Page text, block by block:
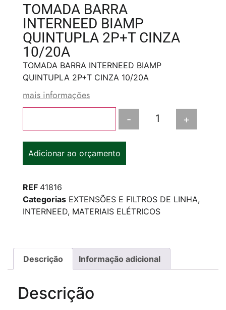
TOMADA BARRA
INTERNEED BIAMP
QUINTUPLA 2P+T CINZA
10/20A
TOMADA BARRA INTERNEED BIAMP
QUINTUPLA 2P+T CINZA 10/20A
mais informações
- +
Adicionar ao orçamento
REF 41816
Categorias EXTENSÕES E FILTROS DE LINHA,
INTERNEED, MATERIAIS ELÉTRICOS
Descrição Informação adicional
Descrição